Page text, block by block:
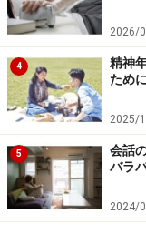
2026/
4
精神
ため
2025/
5
会話
バラ
2024/